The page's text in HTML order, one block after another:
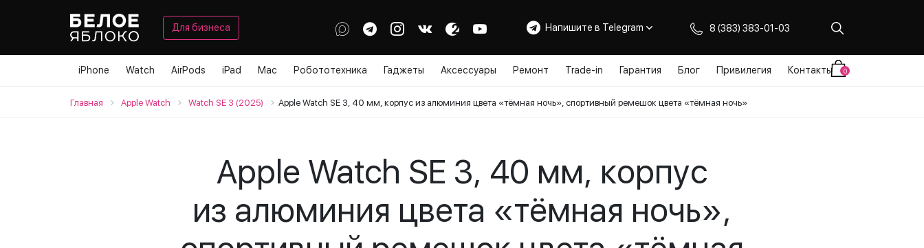
Для бизнеса Напишите в Telegram 8 (383) 383-01-03
iPhone Watch AirPods iPad Mac Робототехника Гаджеты Аксессуары Ремонт Trade-in Гарантия Блог Привилегия Контакты 0
Главная Apple Watch Watch SE 3 (2025) Apple Watch SE 3, 40 мм, корпус из алюминия цвета «тёмная ночь», спортивный ремешок цвета «тёмная ночь»
Apple Watch SE 3, 40 мм, корпус
из алюминия цвета «тёмная ночь»,